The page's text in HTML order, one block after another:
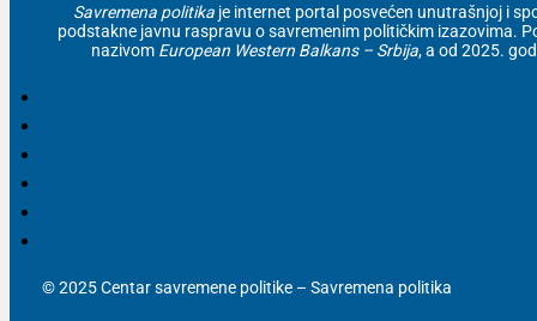
Savremena politika je internet portal posvećen unutrašnjoj i
podstakne javnu raspravu o savremenim političkim izazovima.
nazivom European Western Balkans – Srbija, a od 2025.
© 2025 Centar savremene politike – Savremena politika